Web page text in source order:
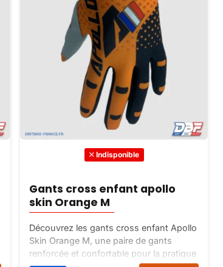
Indisponible
Gants cross enfant apollo
skin Orange M
Découvrez les gants cross enfant Apollo
Skin Orange M, une paire de gants
renforcée et confortable pour la pratique